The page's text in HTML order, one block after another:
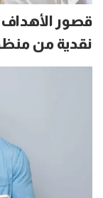
قصور الأهداف
نقدية من